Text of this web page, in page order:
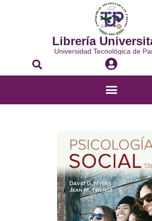
Librería
Universidad Tecnológica de
Buscar
Menú